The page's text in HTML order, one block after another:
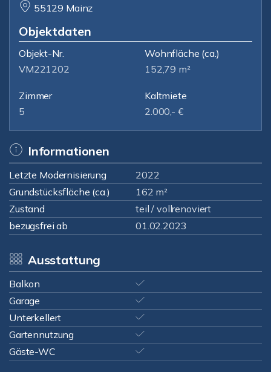
55129 Mainz
Objektdaten
Objekt-Nr.
VM221202
Wohnfläche (ca.)
152,79 m²
Zimmer
5
Kaltmiete
2.000,- €
Informationen
Letzte Modernisierung
2022
Grundstücksfläche (ca.)
162 m²
Zustand
teil / vollrenoviert
bezugsfrei ab
01.02.2023
Ausstattung
Balkon
Garage
Unterkellert
Gartennutzung
Gäste-WC